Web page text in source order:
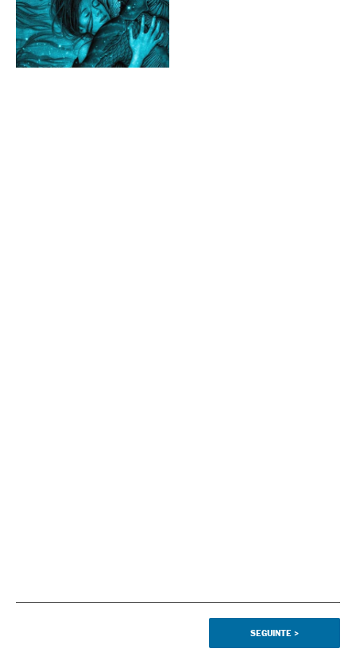
SEGUINTE >